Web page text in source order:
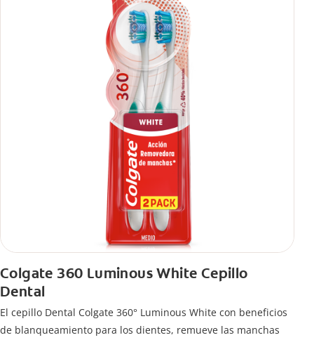
Colgate 360 Luminous White Cepillo
Dental
El cepillo Dental Colgate 360° Luminous White con beneficios
de blanqueamiento para los dientes, remueve las manchas